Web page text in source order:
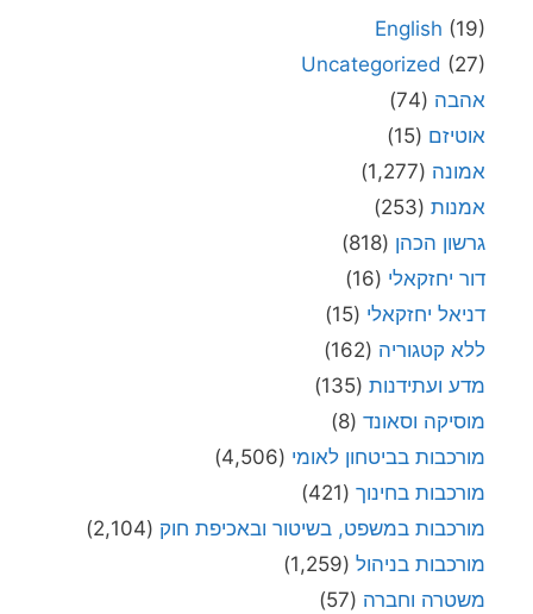
English (19)
Uncategorized (27)
אהבה (74)
אוטיזם (15)
אמונה (1,277)
אמנות (253)
גרשון הכהן (818)
דור יחזקאלי (16)
דניאל יחזקאלי (15)
ללא קטגוריה (162)
מדע ועתידנות (135)
מוסיקה וסאונד (8)
מורכבות בביטחון לאומי (4,506)
מורכבות בחינוך (421)
מורכבות במשפט, בשיטור ובאכיפת חוק (2,104)
מורכבות בניהול (1,259)
משטרה וחברה (57)